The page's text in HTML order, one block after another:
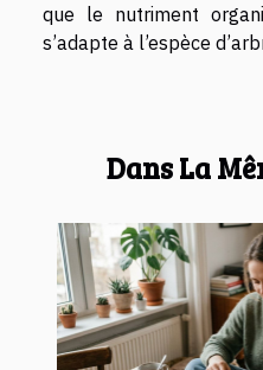
que le nutriment
s’adapte à l’espèce
Dans La